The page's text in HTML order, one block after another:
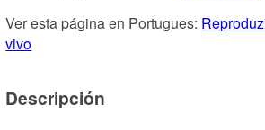
Ver esta página en Portugues:
vivo
Descripción